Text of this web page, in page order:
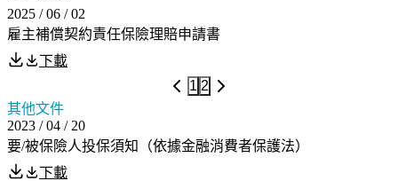
2025 / 06 / 02
雇主補償契約責任保險理賠申請書
下載
1 2
其他文件
2023 / 04 / 20
要/被保險人投保須知（依據金融消費者保護法）
下載